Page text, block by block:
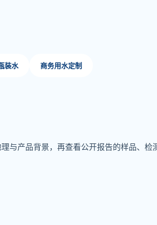
装水 商务用水定制
与产品背景，再查看公开报告的样品、